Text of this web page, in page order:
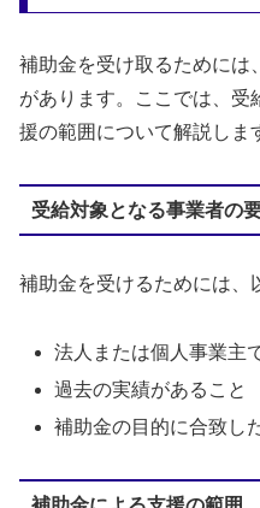
補助金を受け取るためには
があります。ここでは、受
援の範囲について解説しま
受給対象となる事業者の
補助金を受けるためには、
法人または個人事業主
過去の実績があること
補助金の目的に合致し